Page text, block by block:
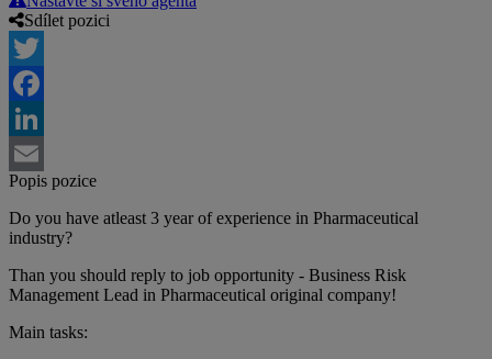
Sdílet pozici
Twitter
Facebook
LinkedIn
Email
Popis pozice
Do you have atleast 3 year of experience in Pharmaceutical
industry?
Than you should reply to job opportunity - Business Risk
Management Lead in Pharmaceutical original company!
Main tasks: